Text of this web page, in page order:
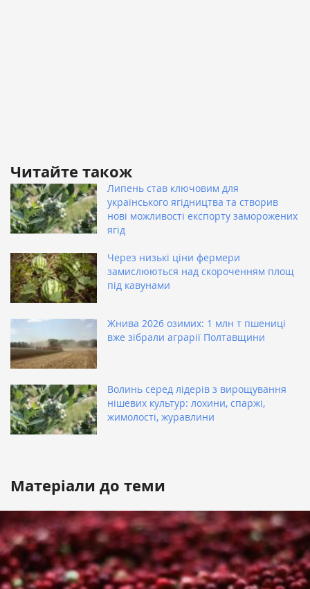
Читайте також
Липень став ключовим для
українського ягідництва та створив
нові можливості експорту заморожених
ягід
Через низькі ціни фермери
замислюються над скороченням площ
під кавунами
Жнива 2026 озимих: 1 млн т пшениці
вже зібрали аграрії Полтавщини
Волинь серед лідерів з вирощування
нішевих культур: лохини, спаржі,
жимолості, журавлини
Матеріали до теми